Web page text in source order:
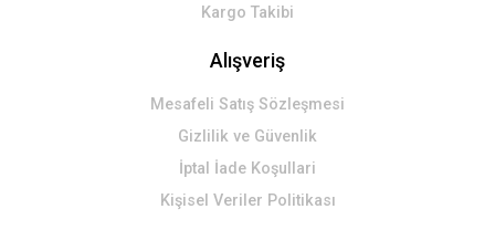
Kargo Takibi
Alışveriş
Mesafeli Satış Sözleşmesi
Gizlilik ve Güvenlik
İptal İade Koşullari
Kişisel Veriler Politikası